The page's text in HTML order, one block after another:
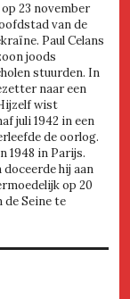
23 november
van de
Paul Celans
joods
stuurden. In
naar een
wist
juli 1942 in een
de oorlog.
1948 in Parijs.
hij aan
op 20
de Seine te